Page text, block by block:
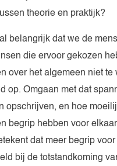
theorie en praktijk?
belangrijk dat we de
die ervoor gekozen
over het algemeen niet te
op. Omgaan met dat
opschrijven, en hoe
begrip hebben voor
dat meer begrip
bij de totstandkoming